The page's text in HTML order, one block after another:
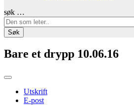
søk …
Søk
Bare et drypp 10.06.16
Utskrift
E-post